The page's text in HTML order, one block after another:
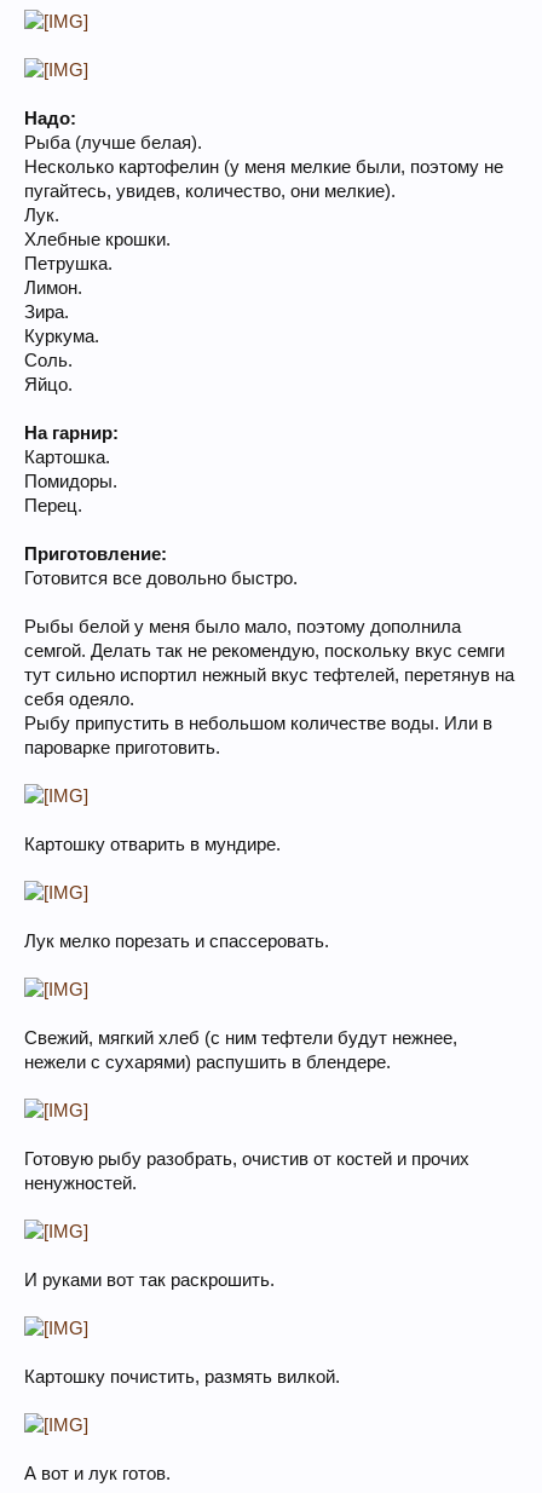
Надо:
Рыба (лучше белая).
Несколько картофелин (у меня мелкие были, поэтому не
пугайтесь, увидев, количество, они мелкие).
Лук.
Хлебные крошки.
Петрушка.
Лимон.
Зира.
Куркума.
Соль.
Яйцо.
На гарнир:
Картошка.
Помидоры.
Перец.
Приготовление:
Готовится все довольно быстро.
Рыбы белой у меня было мало, поэтому дополнила
семгой. Делать так не рекомендую, поскольку вкус семги
тут сильно испортил нежный вкус тефтелей, перетянув на
себя одеяло.
Рыбу припустить в небольшом количестве воды. Или в
пароварке приготовить.
Картошку отварить в мундире.
Лук мелко порезать и спассеровать.
Свежий, мягкий хлеб (с ним тефтели будут нежнее,
нежели с сухарями) распушить в блендере.
Готовую рыбу разобрать, очистив от костей и прочих
ненужностей.
И руками вот так раскрошить.
Картошку почистить, размять вилкой.
А вот и лук готов.